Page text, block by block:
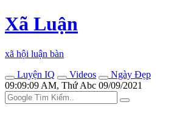
Xã Luận
xã hội luận bàn
Luyện IQ
Videos
Ngày Đẹp
09:09:09 AM, Thứ Abc 09/09/2021